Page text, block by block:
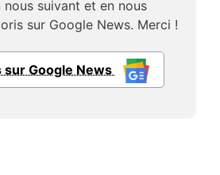
nous suivant et en nous
sur Google News. Merci !
Google News